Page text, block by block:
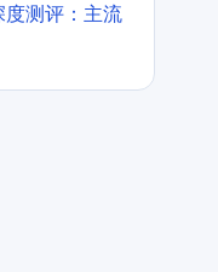
测评：主流